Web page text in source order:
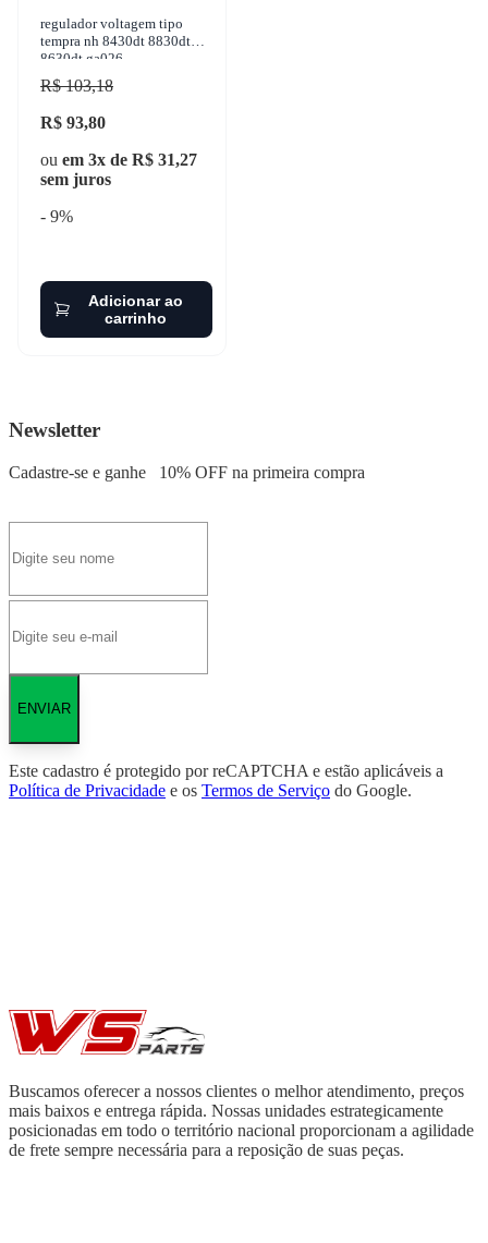
regulador voltagem tipo
tempra nh 8430dt 8830dt
8630dt ga026
R$ 103,18
R$ 93,80
ou em 3x de R$ 31,27
sem juros
- 9%
Adicionar ao
carrinho
Newsletter
Cadastre-se e ganhe 10% OFF na primeira compra
ENVIAR
Este cadastro é protegido por reCAPTCHA e estão aplicáveis a
Política de Privacidade e os Termos de Serviço do Google.
Buscamos oferecer a nossos clientes o melhor atendimento, preços
mais baixos e entrega rápida. Nossas unidades estrategicamente
posicionadas em todo o território nacional proporcionam a agilidade
de frete sempre necessária para a reposição de suas peças.